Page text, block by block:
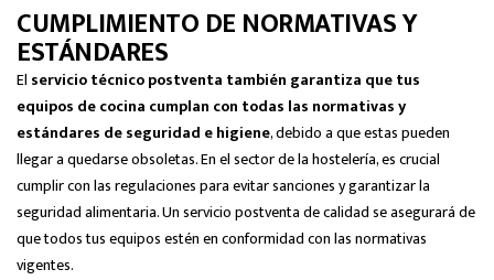
CUMPLIMIENTO DE NORMATIVAS Y
ESTÁNDARES
El servicio técnico postventa también garantiza que tus
equipos de cocina cumplan con todas las normativas y
estándares de seguridad e higiene, debido a que estas pueden
llegar a quedarse obsoletas. En el sector de la hostelería, es crucial
cumplir con las regulaciones para evitar sanciones y garantizar la
seguridad alimentaria. Un servicio postventa de calidad se asegurará de
que todos tus equipos estén en conformidad con las normativas
vigentes.